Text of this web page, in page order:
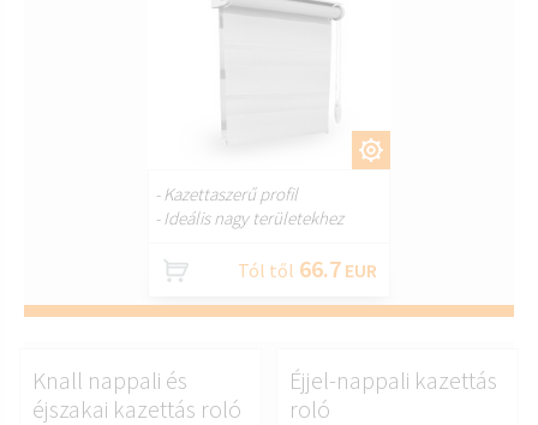
- Kazettaszerű profil
- Ideális nagy területekhez
Tól től 66.7 EUR
Knall nappali és
éjszakai kazettás roló
Éjjel-nappali kazettás
roló